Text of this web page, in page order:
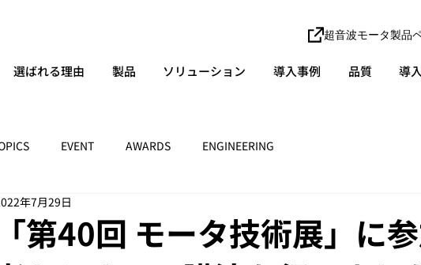
選ばれる理由 製品 ソリューション 導入事例 品質 導
超音波モータ製品
EVENT AWARDS ENGINEERING
「第40回 モータ技術展」に
年7月29日